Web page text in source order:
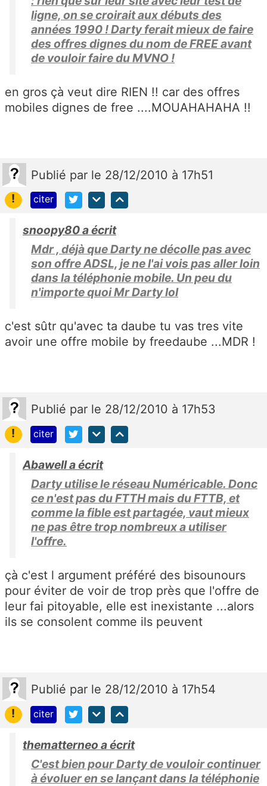
ligne, on se croirait aux débuts des
années 1990 ! Darty ferait mieux de faire
des offres dignes du nom de FREE avant
de vouloir faire du MVNO !
en gros çà veut dire RIEN !! car des offres
mobiles dignes de free ....MOUAHAHAHA !!
Publié par le 28/12/2010 à 17h51
!
citer
snoopy80 a écrit
Mdr , déjà que Darty ne décolle pas avec
son offre ADSL, je ne l'ai vois pas aller loin
dans la téléphonie mobile. Un peu du
n'importe quoi Mr Darty lol
c'est sûtr qu'avec ta daube tu vas tres vite
avoir une offre mobile by freedaube ...MDR !
Publié par le 28/12/2010 à 17h53
!
citer
Abawell a écrit
Darty utilise le réseau Numéricable. Donc
ce n'est pas du FTTH mais du FTTB, et
comme la fible est partagée, vaut mieux
ne pas être trop nombreux a utiliser
l'offre.
çà c'est l argument préféré des bisounours
pour éviter de voir de trop près que l'offre de
leur fai pitoyable, elle est inexistante ...alors
ils se consolent comme ils peuvent
Publié par le 28/12/2010 à 17h54
!
citer
thematterneo a écrit
C'est bien pour Darty de vouloir continuer
à évoluer en se lançant dans la téléphonie